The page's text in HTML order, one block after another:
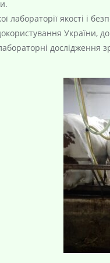
лабораторії якості і
України,
дослідження